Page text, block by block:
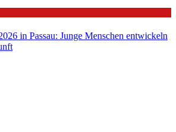
in Passau: Junge Menschen entwickeln